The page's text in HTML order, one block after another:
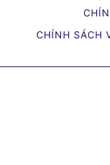
CHÍNH SÁCH